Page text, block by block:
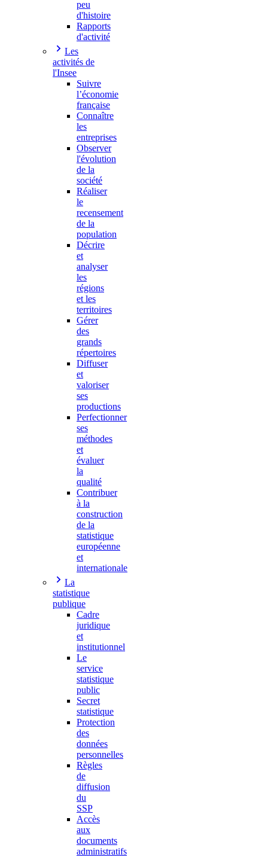
peu
d'histoire
Rapports
d'activité
Les
activités de
l'Insee
Suivre
l’économie
française
Connaître
les
entreprises
Observer
l'évolution
de la
société
Réaliser
le
recensement
de la
population
Décrire
et
analyser
les
régions
et les
territoires
Gérer
des
grands
répertoires
Diffuser
et
valoriser
ses
productions
Perfectionner
ses
méthodes
et
évaluer
la
qualité
Contribuer
à la
construction
de la
statistique
européenne
et
internationale
La
statistique
publique
Cadre
juridique
et
institutionnel
Le
service
statistique
public
Secret
statistique
Protection
des
données
personnelles
Règles
de
diffusion
du
SSP
Accès
aux
documents
administratifs